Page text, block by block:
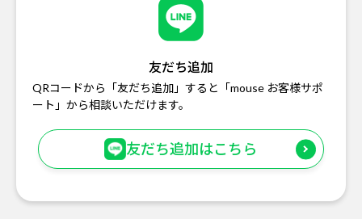
友だち追加
QRコードから「友だち追加」すると「mouse お客様サポ
ート」から相談いただけます。
友だち追加はこちら